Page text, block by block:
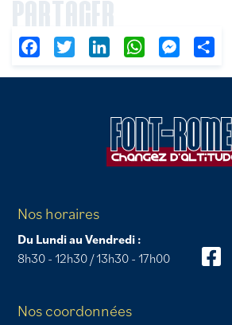
PARTAGER
FacebookTwitter LinkedIn WhatsAppMessenger
Nos horaires
Du Lundi au Vendredi :
8h30 - 12h30 / 13h30 - 17h00
Nos coordonnées